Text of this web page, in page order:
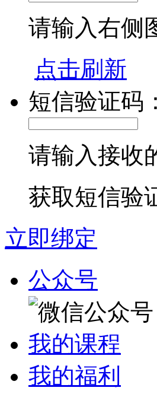
请输入右侧
点击刷新
短信验证码：
请输入接收
获取短信验
立即绑定
公众号
我的课程
我的福利